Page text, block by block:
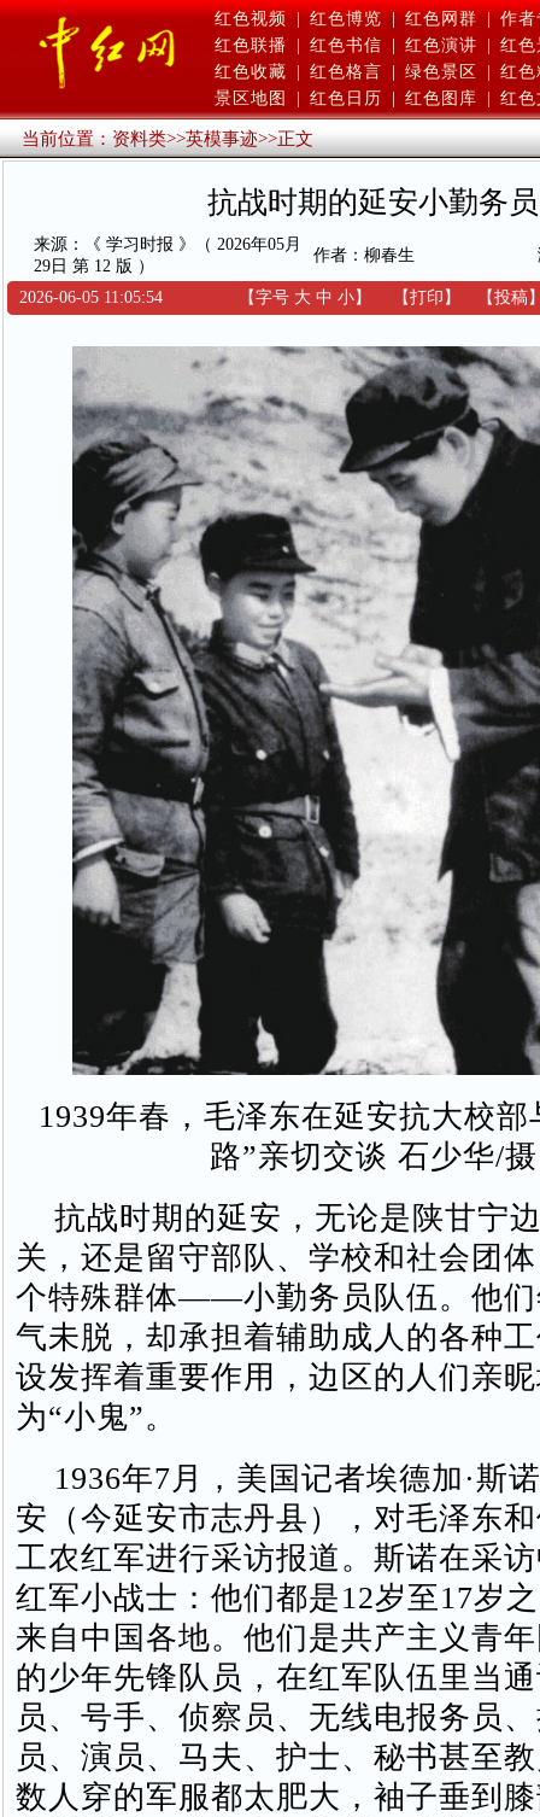
红色视频 | 红色博览 | 红色网群 | 作者
红色联播
红色书信 红色演讲
红色
红色收藏
红色格言 绿色景区
红色
景区地图
红色日历 红色图库 红色
当前位置：资料类>>英模事迹>>正文
抗战时期的延安小勤务员
来源：《 学习时报 》（ 2026年05月
29日 第 12 版 ）
作者：柳春生
2026-06-05 11:05:54 【字号 大 中 小】 【打印 】 【投稿
1939年春，毛泽东在延安抗大校部
路”亲切交谈 石少华/摄
抗战时期的延安，无论是陕甘宁
关，还是留守部队、学校和社会团
个特殊群体——小勤务员队伍。他们
气未脱，却承担着辅助成人的各种
设发挥着重要作用，边区的人们亲
为“小鬼”。
1936年7月，美国记者埃德加·斯
安（今延安市志丹县），对毛泽东
工农红军进行采访报道。斯诺在采
红军小战士：他们都是12岁至17岁
来自中国各地。他们是共产主义青
的少年先锋队员，在红军队伍里当
员、号手、侦察员、无线电报务员
员、演员、马夫、护士、秘书甚至
数人穿的军服都太肥大，袖子垂到